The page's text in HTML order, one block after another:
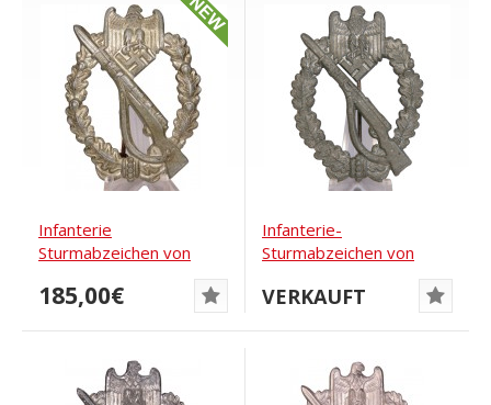
Infanterie
Sturmabzeichen von
Franke & Co. Hohlraum.
Zink
185,00€
Infanterie-
Sturmabzeichen von
gefalzt...
VERKAUFT